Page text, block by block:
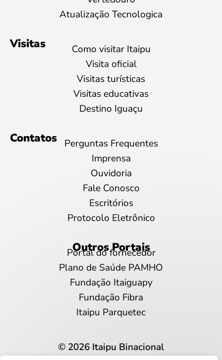
Atualização Tecnologica
Visitas
Como visitar Itaipu
Visita oficial
Visitas turísticas
Visitas educativas
Destino Iguaçu
Contatos
Perguntas Frequentes
Imprensa
Ouvidoria
Fale Conosco
Escritórios
Protocolo Eletrônico
Outros Portais
Portal do fornecedor
Plano de Saúde PAMHO
Fundação Itaiguapy
Fundação Fibra
Itaipu Parquetec
© 2026 Itaipu Binacional